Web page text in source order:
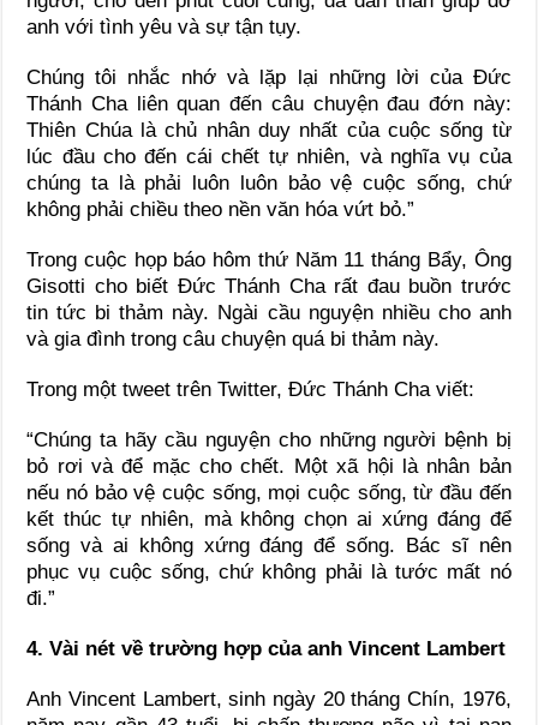
anh với tình yêu và sự tận tụy.
Chúng tôi nhắc nhớ và lặp lại những lời của Đức
Thánh Cha liên quan đến câu chuyện đau đớn này:
Thiên Chúa là chủ nhân duy nhất của cuộc sống từ
lúc đầu cho đến cái chết tự nhiên, và nghĩa vụ của
chúng ta là phải luôn luôn bảo vệ cuộc sống, chứ
không phải chiều theo nền văn hóa vứt bỏ.”
Trong cuộc họp báo hôm thứ Năm 11 tháng Bẩy, Ông
Gisotti cho biết Đức Thánh Cha rất đau buồn trước
tin tức bi thảm này. Ngài cầu nguyện nhiều cho anh
và gia đình trong câu chuyện quá bi thảm này.
Trong một tweet trên Twitter, Đức Thánh Cha viết:
“Chúng ta hãy cầu nguyện cho những người bệnh bị
bỏ rơi và để mặc cho chết. Một xã hội là nhân bản
nếu nó bảo vệ cuộc sống, mọi cuộc sống, từ đầu đến
kết thúc tự nhiên, mà không chọn ai xứng đáng để
sống và ai không xứng đáng để sống. Bác sĩ nên
phục vụ cuộc sống, chứ không phải là tước mất nó
đi.”
4. Vài nét về trường hợp của anh Vincent Lambert
Anh Vincent Lambert, sinh ngày 20 tháng Chín, 1976,